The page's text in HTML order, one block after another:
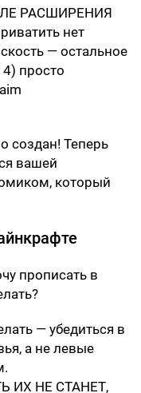
РАСШИРЕНИЯ
нет
— остальное
4) просто
создан! Теперь
вашей
который
прописать в
— убедиться в
а не левые
ИХ НЕ СТАНЕТ,